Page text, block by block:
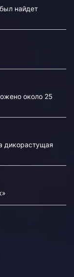
найдет
около 25
дикорастущая